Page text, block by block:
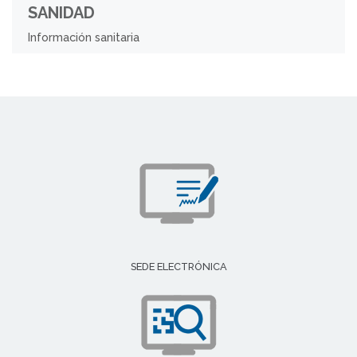
SANIDAD
Información sanitaria
SEDE ELECTRÓNICA